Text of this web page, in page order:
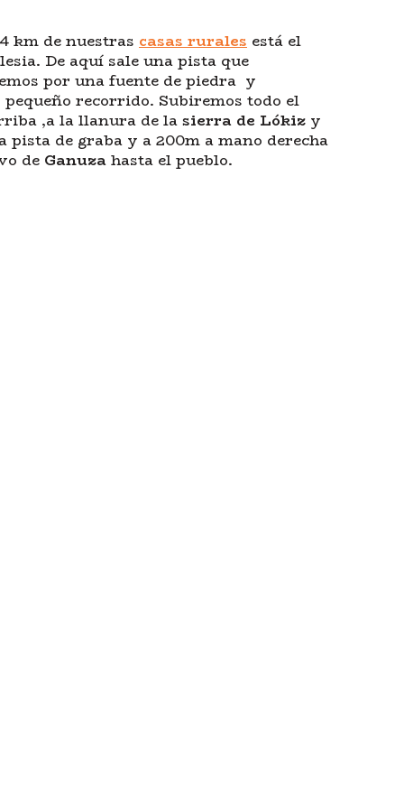
km de nuestras casas rurales está el
De aquí sale una pista que
por una fuente de piedra y
recorrido. Subiremos todo el
,a la llanura de la sierra de Lókiz y
pista de graba y a 200m a mano derecha
de Ganuza hasta el pueblo.